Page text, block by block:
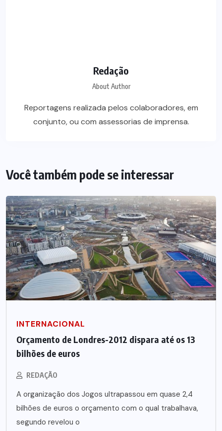
Redação
About Author
Reportagens realizada pelos colaboradores, em
conjunto, ou com assessorias de imprensa.
Você também pode se interessar
INTERNACIONAL
Orçamento de Londres-2012 dispara até os 13
bilhões de euros
REDAÇÃO
A organização dos Jogos ultrapassou em quase 2,4
bilhões de euros o orçamento com o qual trabalhava,
segundo revelou o